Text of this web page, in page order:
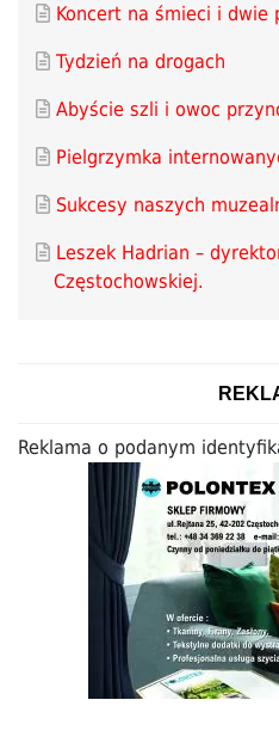
Koncert na śmieci i dwie
Tydzień na drogach
Abyście szli i owoc
Pielgrzymka
Sukcesy naszych
Leszek Hadrian –
Częstochowskiej.
Reklama o podanym